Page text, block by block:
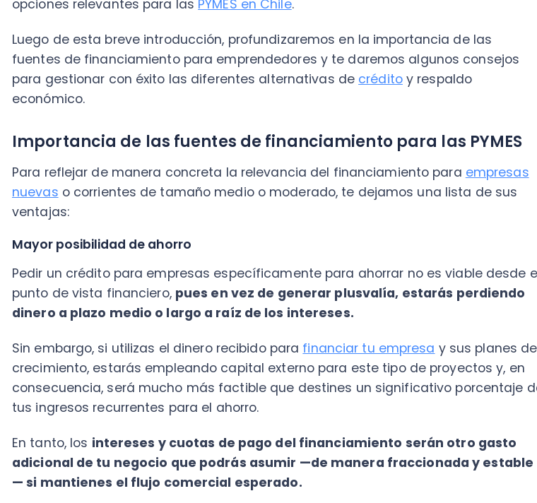
Para reflejar de manera concreta la relevancia del financiamiento paraempresas
o corrientes de tamaño medio o moderado, te dejamos una lista de sus
ventajas:
Pedir un crédito para empresas específicamente para ahorrar no es viable desde el
dinero a plazo medio o largo a raíz de los intereses.
Sin embargo, si utilizas el dinero recibido para
consecuencia, será mucho más factible que destines un significativo porcentaje de
tus ingresos recurrentes para el ahorro.
En tanto, losintereses y cuotas de pago del financiamiento serán otro gasto
adicional de tu negocio que podrás asumir —de manera fraccionada y estable
Crecimiento escalable
Crecer con capital propio es un gran reto: reinvertir de manera sistemática las
ganancias mensuales para lograr laexpansión es un modelo que tarde o
paraliza o decae debido a factores internos o externos.
En cambio, disponer de una línea de crédito o fuente de financiamiento confiable —
por medio de una institución o entidad confiable y profesional— puede brindarte